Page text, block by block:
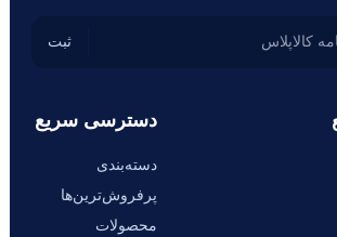
دسترسی سریع
دسته‌بندی
پرفروش‌ترین‌ها
محصولات